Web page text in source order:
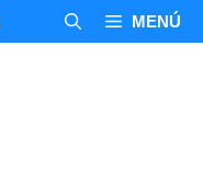
MENÚ